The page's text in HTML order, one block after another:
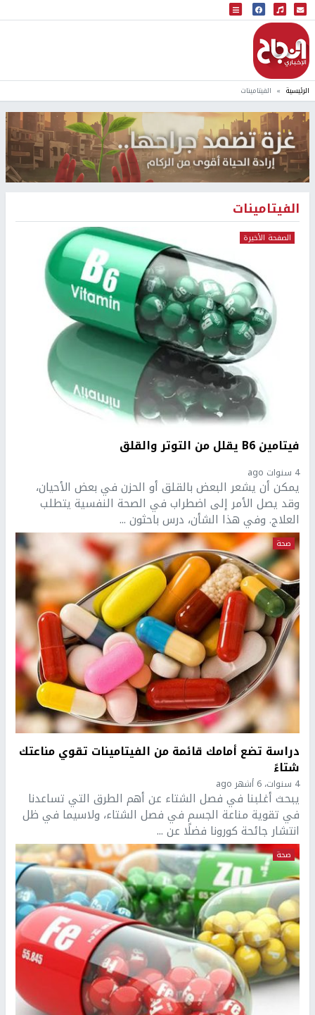
البث المباشر
إذاعة النجاح
الرئيسية الفيتامينات
الفيتامينات
الصفحة الأخيرة
فيتامين B6 يقلل من التوتر والقلق
4 سنوات ago
يمكن أن يشعر البعض بالقلق أو الحزن في بعض الأحيان،
وقد يصل الأمر إلى اضطراب في الصحة النفسية يتطلب
العلاج. وفي هذا الشأن، درس باحثون ...
صحة
دراسة تضع أمامك قائمة من الفيتامينات تقوي مناعتك
شتاءً
4 سنوات، 6 أشهر ago
يبحث أغلبنا في فصل الشتاء عن أهم الطرق التي تساعدنا
في تقوية مناعة الجسم في فصل الشتاء، ولاسيما في ظل
انتشار جائحة كورونا فضلًا عن ...
صحة